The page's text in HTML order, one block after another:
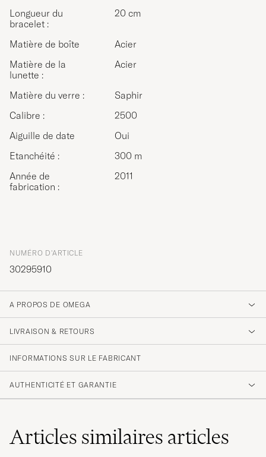
Longueur du
bracelet :
20 cm
Matière de boîte
Acier
Matière de la
lunette :
Acier
Matière du verre :
Saphir
Calibre :
2500
Aiguille de date
Oui
Etanchéité :
300 m
Année de
fabrication :
2011
NUMÉRO D'ARTICLE
30295910
A PROPOS DE OMEGA
LIVRAISON & RETOURS
INFORMATIONS SUR LE FABRICANT
AUTHENTICITÉ ET GARANTIE
Articles similaires articles